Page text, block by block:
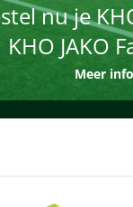
nu je
KHO JAKO
Meer info